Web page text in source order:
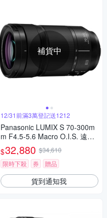
補貨中
12/31前滿3萬登記送1212
Panasonic LUMIX S 70-300m
m F4.5-5.6 Macro O.I.S. 遠距
變焦鏡頭 公司貨
$32,880 $34,610
限時下殺
券 贈品
貨到通知我